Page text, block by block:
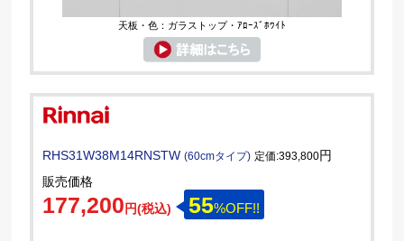
天板・色：ガラストップ・ｱﾛｰｽﾞﾎﾜｲﾄ
RHS31W38M14RNSTW(60cmタイプ) 定価:393,800円
販売価格
177,200 円(税込) 55%OFF!!